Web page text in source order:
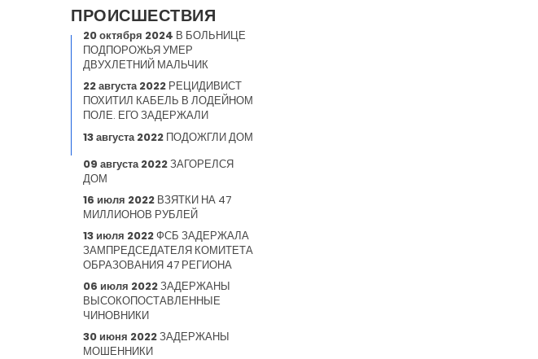
ПРОИСШЕСТВИЯ
20 октября 2024 В БОЛЬНИЦЕ
ПОДПОРОЖЬЯ УМЕР
ДВУХЛЕТНИЙ МАЛЬЧИК
22 августа 2022 РЕЦИДИВИСТ
ПОХИТИЛ КАБЕЛЬ В ЛОДЕЙНОМ
ПОЛЕ. ЕГО ЗАДЕРЖАЛИ
13 августа 2022 ПОДОЖГЛИ ДОМ
09 августа 2022ЗАГОРЕЛСЯ
ДОМ
16 июля 2022 ВЗЯТКИ НА 47
МИЛЛИОНОВ РУБЛЕЙ
13 июля 2022ФСБ ЗАДЕРЖАЛА
ЗАМПРЕДСЕДАТЕЛЯ КОМИТЕТА
ОБРАЗОВАНИЯ 47 РЕГИОНА
06 июля 2022ЗАДЕРЖАНЫ
ВЫСОКОПОСТАВЛЕННЫЕ
ЧИНОВНИКИ
30 июня 2022ЗАДЕРЖАНЫ
МОШЕННИКИ